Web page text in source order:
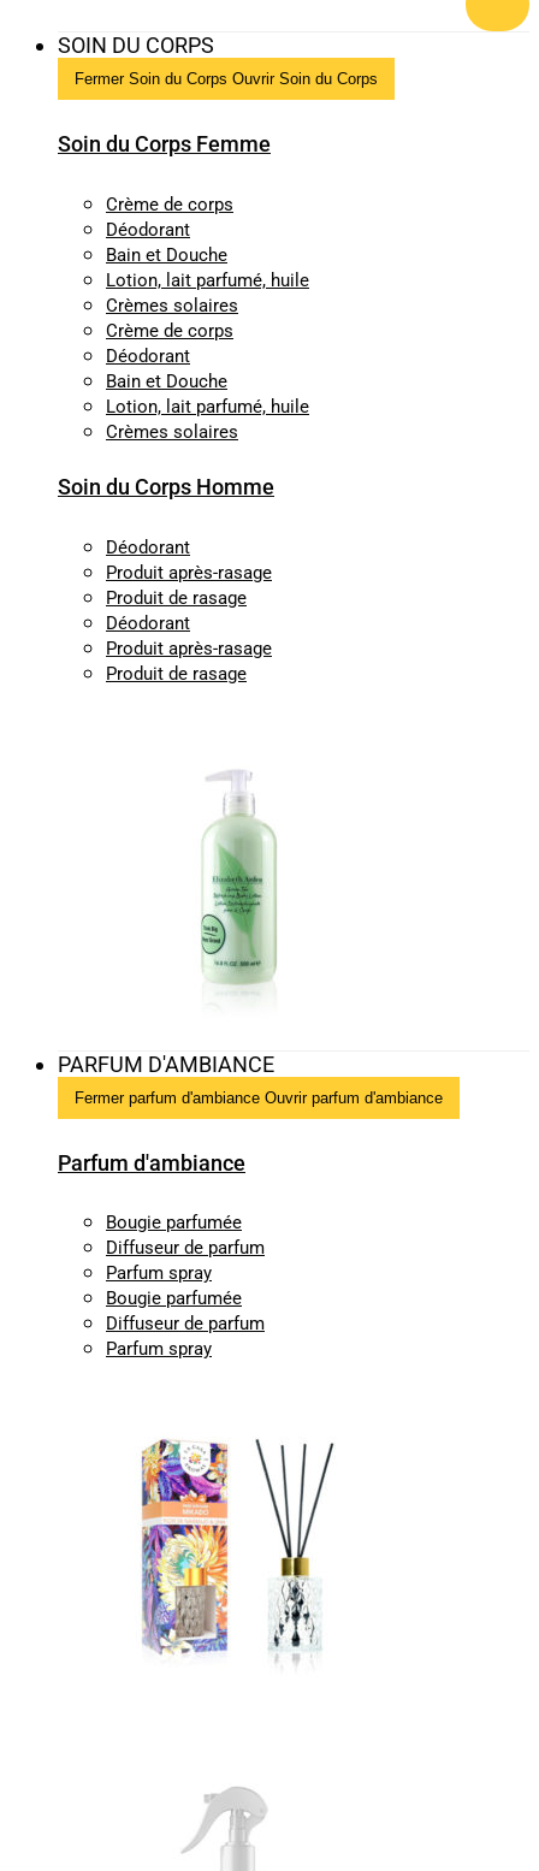
SOIN DU CORPS
Fermer Soin du Corps Ouvrir Soin du Corps
Soin du Corps Femme
Crème de corps
Déodorant
Bain et Douche
Lotion, lait parfumé, huile
Crèmes solaires
Crème de corps
Déodorant
Bain et Douche
Lotion, lait parfumé, huile
Crèmes solaires
Soin du Corps Homme
Déodorant
Produit après-rasage
Produit de rasage
Déodorant
Produit après-rasage
Produit de rasage
PARFUM D'AMBIANCE
Fermer parfum d'ambiance Ouvrir parfum d'ambiance
Parfum d'ambiance
Bougie parfumée
Diffuseur de parfum
Parfum spray
Bougie parfumée
Diffuseur de parfum
Parfum spray